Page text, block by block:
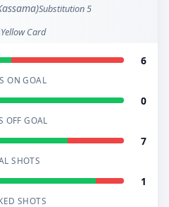
Substitution 5
Yellow Card
6
ON GOAL
0
OFF GOAL
7
SHOTS
1
SHOTS